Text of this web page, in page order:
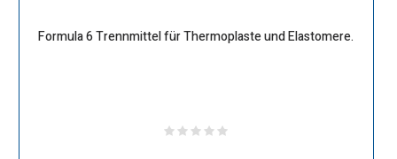
Formula 6 Trennmittel für Thermoplaste und Elastomere.